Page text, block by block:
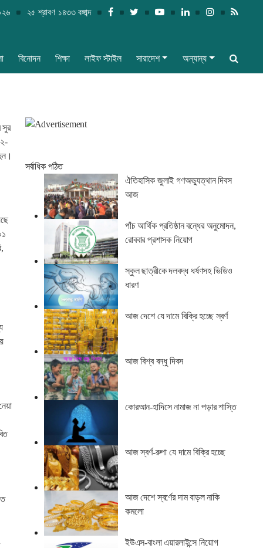
২৫ শ্রাবণ ১৪৩৩ বঙ্গাব্দ
বিনোদন শিক্ষা লাইফ স্টাইল সারাদেশ অন্যান্য
সুর
সর্বাধিক পঠিত
ঐতিহাসিক জুলাই গণঅভ্যুত্থান দিবস
আজ
পাঁচ আর্থিক প্রতিষ্ঠান বন্ধের অনুমোদন,
রোববার প্রশাসক নিয়োগ
স্কুল ছাত্রীকে দলবদ্ধ ধর্ষণসহ ভিডিও
ধারণ
আজ দেশে যে দামে বিক্রি হচ্ছে স্বর্ণ
আজ বিশ্ব বন্ধু দিবস
কোরআন-হাদিসে নামাজ না পড়ার শাস্তি
আজ স্বর্ণ-রুপা যে দামে বিক্রি হচ্ছে
আজ দেশে স্বর্ণের দাম বাড়ল নাকি
কমলো
ইউএস-বাংলা এয়ারলাইন্সে নিয়োগ